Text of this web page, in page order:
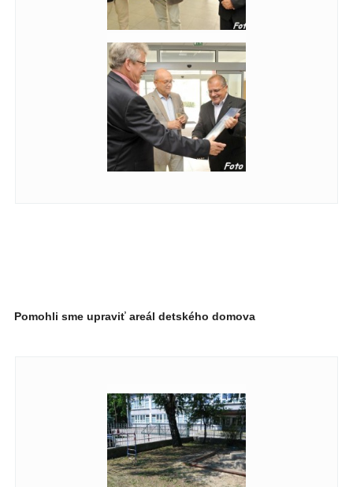
Pomohli sme upraviť areál detského domova